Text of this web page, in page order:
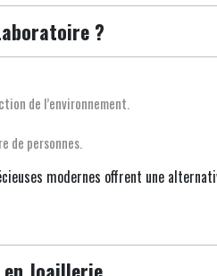
?
de l’environnement.
de personnes.
modernes offrent une